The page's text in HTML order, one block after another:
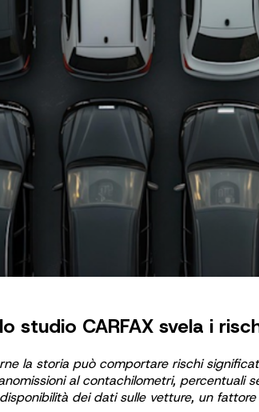
studio CARFAX svela i
la storia può comportare rischi
al contachilometri,
dei dati sulle vetture, un